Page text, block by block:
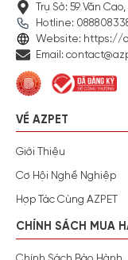
Trụ Sở: 59 Văn
Hotline:
Website: https://
Email:
VỀ AZPET
Giới Thiệu
Cơ Hội Nghề Nghiệp
Hợp Tác Cùng AZPET
CHÍNH SÁCH MUA